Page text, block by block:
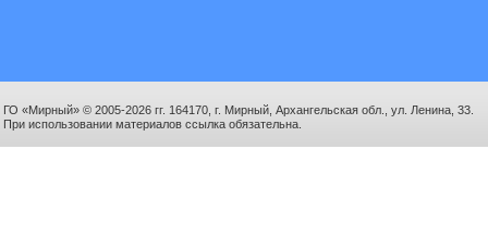
ГО «Мирный» © 2005-2026 гг. 164170, г. Мирный, Архангельская обл., ул. Ленина, 33.
При использовании материалов ссылка обязательна.